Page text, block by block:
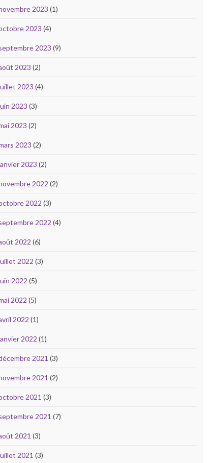
2023 (1)
2023 (4)
2023 (9)
2023 (2)
2023 (4)
2023 (3)
2023 (2)
2023 (2)
2023 (2)
2022 (2)
2022 (3)
2022 (4)
2022 (6)
2022 (3)
2022 (5)
2022 (5)
2022 (1)
2022 (1)
2021 (3)
2021 (2)
2021 (3)
2021 (7)
2021 (3)
2021 (3)